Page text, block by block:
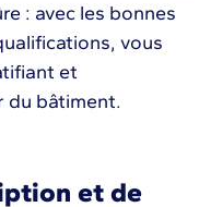
: avec les bonnes
vous
et
du bâtiment.
et de